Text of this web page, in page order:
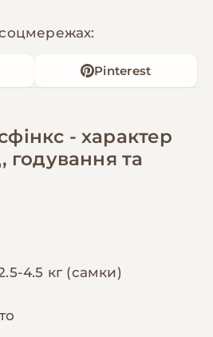
Pinterest
- характер
годування та
4.5 кг (самки)